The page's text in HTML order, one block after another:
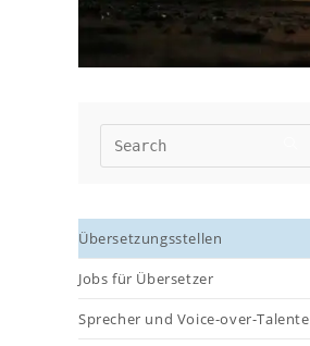
Übersetzungsstellen
Jobs für Übersetzer
Sprecher und Voice-over-Talente